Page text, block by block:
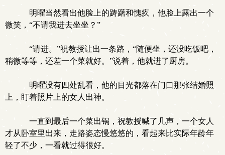
明曜当然看出他脸上的踌躇和愧疚，他脸上露出一个
微笑，“不请我进去坐坐？”
“请进。”祝教授让出一条路，“随便坐，还没吃饭吧，
稍微等等，还差一个菜就好。”说着，他就进了厨房。
明曜没有四处乱看，他的目光都落在门口那张结婚照
上，盯着照片上的女人出神。
一直到最后一个菜出锅，祝教授喊了几声，一个女人
才从卧室里出来，走路姿态慢悠悠的，看起来比实际年龄年
轻了不少，一看就过得很好。